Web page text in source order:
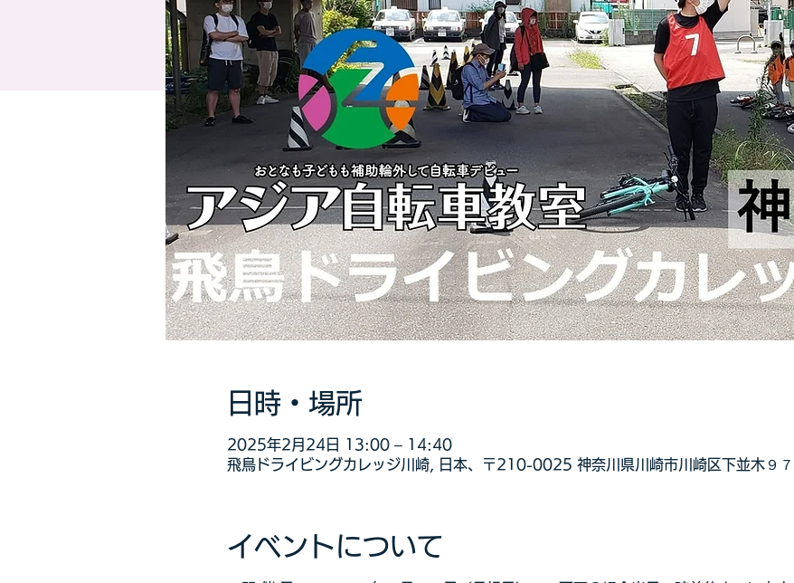
日時・場所
2025年2月24日 13:00 – 14:40
飛鳥ドライビングカレッジ川崎, 日本、〒210-0025 神奈川県川崎市川崎区下並木９７
イベントについて